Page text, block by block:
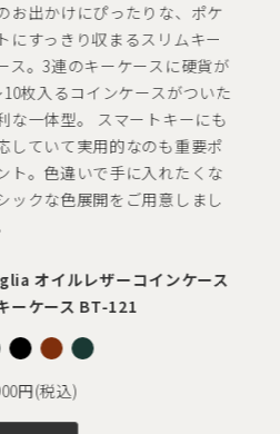
お出かけにぴったりな、ポケ
にすっきり収まるスリムキー
ス。3連のキーケースに硬貨が
枚入るコインケースがついた
な一体型。 スマートキーにも
していて実用的なのも重要ポ
ト。色違いで手に入れたくな
ックな色展開をご用意しまし
オイルレザーコインケース
ーケース BT-121
円(税込)